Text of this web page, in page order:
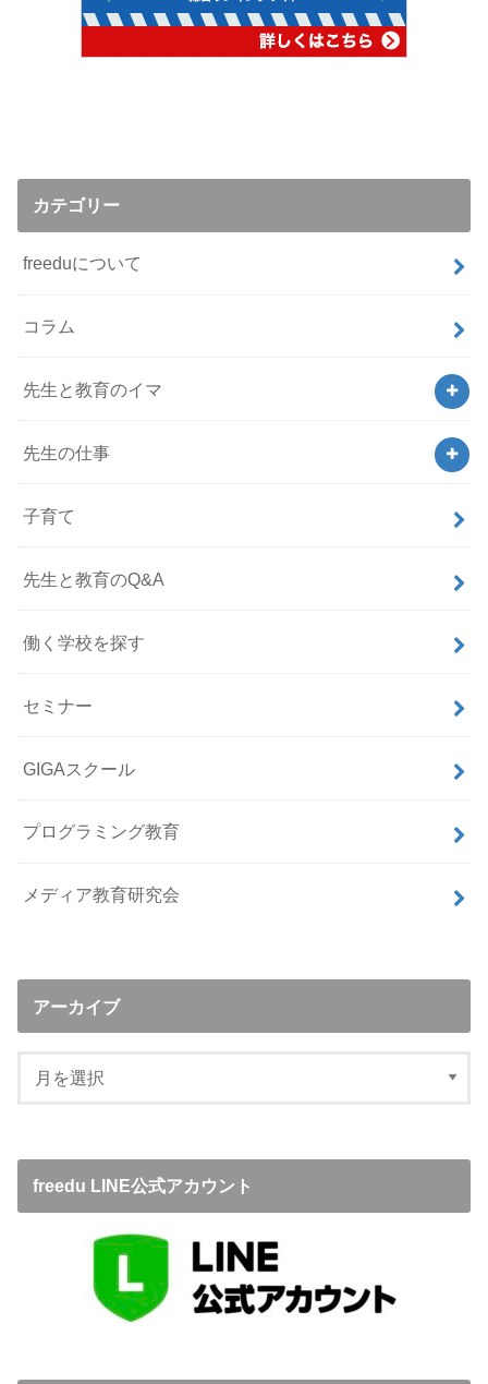
カテゴリー
freeduについて
コラム
先生と教育のイマ
先生の仕事
子育て
先生と教育のQ&A
働く学校を探す
セミナー
GIGAスクール
プログラミング教育
メディア教育研究会
アーカイブ
freedu LINE公式アカウント